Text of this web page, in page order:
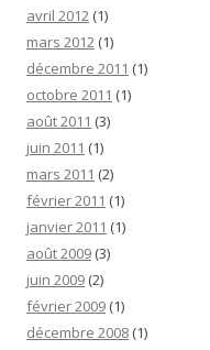
avril 2012 (1)
mars 2012 (1)
décembre 2011 (1)
octobre 2011 (1)
août 2011 (3)
juin 2011 (1)
mars 2011 (2)
février 2011 (1)
janvier 2011 (1)
août 2009 (3)
juin 2009 (2)
février 2009 (1)
décembre 2008 (1)